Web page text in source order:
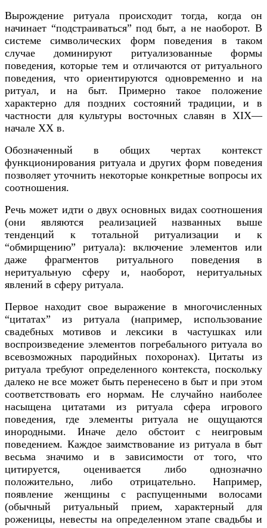
Вырождение ритуала происходит тогда, когда он
начинает “подстраиваться” под быт, а не наоборот. В
системе символических форм поведения в таком
случае доминируют ритуализованные формы
поведения, которые тем и отличаются от ритуального
поведения, что ориентируются одновременно и на
ритуал, и на быт. Примерно такое положение
характерно для поздних состояний традиции, и в
частности для культуры восточных славян в XIX—
начале XX в.
Обозначенный в общих чертах контекст
функционирования ритуала и других форм поведения
позволяет уточнить некоторые конкретные вопросы их
соотношения.
Речь может идти о двух основных видах соотношения
(они являются реализацией названных выше
тенденций к тотальной ритуализации и к
“обмирщению” ритуала): включение элементов или
даже фрагментов ритуального поведения в
неритуальную сферу и, наоборот, неритуальных
явлений в сферу ритуала.
Первое находит свое выражение в многочисленных
“цитатах” из ритуала (например, использование
свадебных мотивов и лексики в частушках или
воспроизведение элементов погребального ритуала во
всевозможных пародийных похоронах). Цитаты из
ритуала требуют определенного контекста, поскольку
далеко не все может быть перенесено в быт и при этом
соответствовать его нормам. Не случайно наиболее
насыщена цитатами из ритуала сфера игрового
поведения, где элементы ритуала не ощущаются
инородными. Иначе дело обстоит с неигровым
поведением. Каждое заимствование из ритуала в быт
весьма значимо и в зависимости от того, что
цитируется, оценивается либо однозначно
положительно, либо отрицательно. Например,
появление женщины с распущенными волосами
(обычный ритуальный прием, характерный для
роженицы, невесты на определенном этапе свадьбы и